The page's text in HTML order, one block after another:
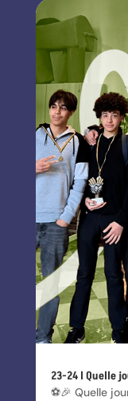
23-24 l Quelle
⚽️🎉 Quelle